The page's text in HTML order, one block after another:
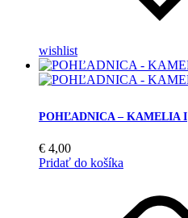
wishlist
POHĽADNICA – KAMELIA I
€ 4,00
Pridať do košíka